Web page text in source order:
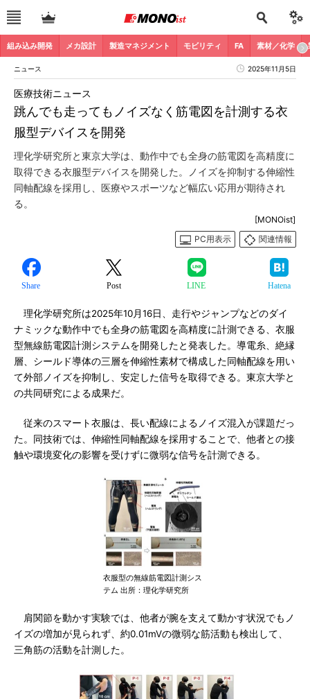
組み込み開発 メカ設計 製造マネジメント モビリティ FA 素材／化学
ニュース 2025年11月5日
跳んでも走ってもノイズなく筋電図を計測する衣
服型デバイスを開発
医療技術ニュース
理化学研究所と東京大学は、動作中でも全身の筋電図を高精度に
取得できる衣服型デバイスを開発した。ノイズを抑制する伸縮性
同軸配線を採用し、医療やスポーツなど幅広い応用が期待され
る。
[MONOist]
PC用表示
関連情報
Share Post LINE Hatena
理化学研究所は2025年10月16日、走行やジャンプなどのダイ
ナミックな動作中でも全身の筋電図を高精度に計測できる、衣服
型無線筋電図計測システムを開発したと発表した。導電糸、絶縁
層、シールド導体の三層を伸縮性素材で構成した同軸配線を用い
て外部ノイズを抑制し、安定した信号を取得できる。東京大学と
の共同研究による成果だ。
従来のスマート衣服は、長い配線によるノイズ混入が課題だっ
た。同技術では、伸縮性同軸配線を採用することで、他者との接
触や環境変化の影響を受けずに微弱な信号を計測できる。
衣服型の無線筋電図計測シス
テム 出所：理化学研究所
肩関節を動かす実験では、他者が腕を支えて動かす状況でもノ
イズの増加が見られず、約0.01mVの微弱な筋活動も検出して、
三角筋の活動を計測した。